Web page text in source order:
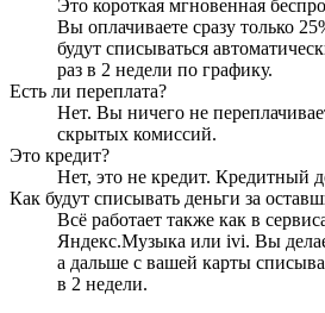
Это короткая мгновенная
Вы оплачиваете сразу только 25
будут списываться
раз в 2 недели по графику.
Есть ли переплата?
Нет. Вы ничего не
скрытых комиссий.
Это кредит?
Нет, это не кредит. Кредитный
Как будут списывать деньги за
Всё работает также как в
Яндекс.Музыка или ivi. Вы
а дальше с вашей карты
в 2 недели.